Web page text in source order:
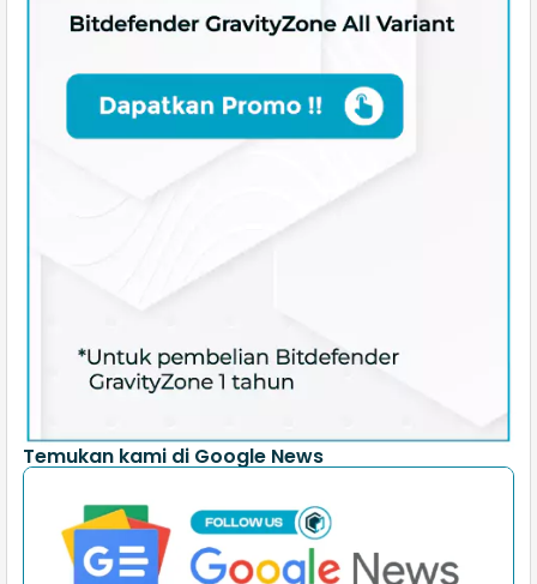
Temukan kami di Google News